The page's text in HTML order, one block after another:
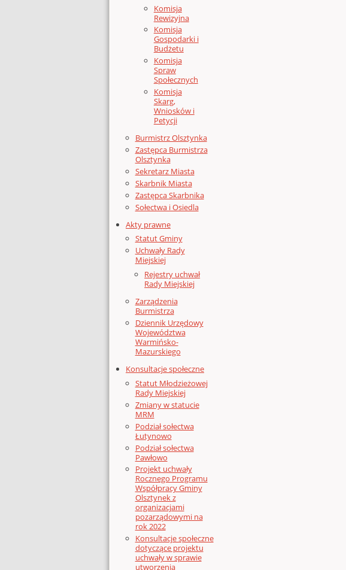
Komisja
Rewizyjna
Komisja
Gospodarki i
Budżetu
Komisja
Spraw
Społecznych
Komisja
Skarg,
Wniosków i
Petycji
Burmistrz Olsztynka
Zastępca Burmistrza
Olsztynka
Sekretarz Miasta
Skarbnik Miasta
Zastępca Skarbnika
Sołectwa i Osiedla
Akty prawne
Statut Gminy
Uchwały Rady
Miejskiej
Rejestry uchwał
Rady Miejskiej
Zarządzenia
Burmistrza
Dziennik Urzędowy
Województwa
Warmińsko-
Mazurskiego
Konsultacje społeczne
Statut Młodzieżowej
Rady Miejskiej
Zmiany w statucie
MRM
Podział sołectwa
Łutynowo
Podział sołectwa
Pawłowo
Projekt uchwały
Rocznego Programu
Współpracy Gminy
Olsztynek z
organizacjami
pozarządowymi na
rok 2022
Konsultacje społeczne
dotyczące projektu
uchwały w sprawie
utworzenia